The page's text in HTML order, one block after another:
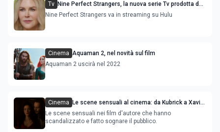
Tv Nine Perfect Strangers, la nuova serie Tv prodotta da
Nicole Kidman
Nine Perfect Strangers va in streaming su Hulu
Cinema Aquaman 2, nel novità sul film
Aquaman 2 uscirà nel 2022
Cinema
Le scene sensuali al cinema: da Kubrick a Xavier
Dolan
Le scene sensuali nei film d'autore che hanno
scandalizzato e fatto sognare il pubblico.